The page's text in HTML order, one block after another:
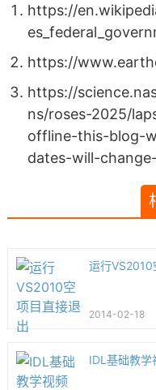
https://
https://
https://
ns/roses-2025/
offline-this-blog-
dates-will-
运行VS2010
2014-02-18
IDL基础教